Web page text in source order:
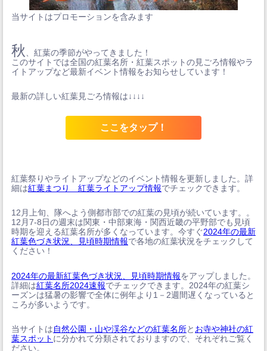
当サイトはプロモーションを含みます
秋
、紅葉の季節がやってきました！
このサイトでは全国の紅葉名所・紅葉スポットの見ごろ情報やラ
イトアップなど最新イベント情報をお知らせしています！
最新の詳しい紅葉見ごろ情報は↓↓↓↓
ここをタップ！
紅葉祭りやライトアップなどのイベント情報を更新しました。詳
細は紅葉まつり 紅葉ライトアップ情報でチェックできます。
12月上旬、隊へよう側都市部での紅葉の見頃が続いています。。
12月7-8日の週末は関東・中部東海・関西近畿の平野部でも見頃
時期を迎える紅葉名所が多くなっています。今すぐ2024年の最新
紅葉色づき状況、見頃時期情報で各地の紅葉状況をチェックして
ください！
2024年の最新紅葉色づき状況、見頃時期情報をアップしました。
詳細は紅葉名所2024速報でチェックできます。2024年の紅葉シ
ーズンは猛暑の影響で全体に例年より1－2週間遅くなっていると
ころが多いようです。
当サイトは自然公園・山や渓谷などの紅葉名所と お寺や神社の紅
葉スポット に分かれて分類されておりますので、それぞれご覧く
ださい。